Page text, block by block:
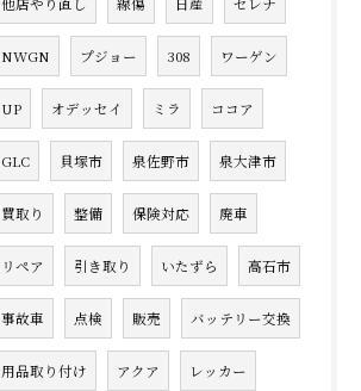
NWGN プジョー 308 ワーゲン
UP オデッセイ ミラ ココア
GLC 貝塚市 泉佐野市 泉大津市
買取り 整備 保険対応 廃車
リペア 引き取り いたずら 高石市
事故車 点検 販売 バッテリー交換
用品取り付け アクア レッカー